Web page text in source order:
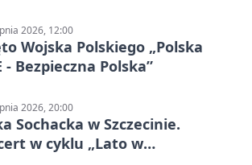
2026, 12:00
Wojska Polskiego „Polska
- Bezpieczna Polska”
2026, 20:00
Sochacka w Szczecinie.
w cyklu „Lato w